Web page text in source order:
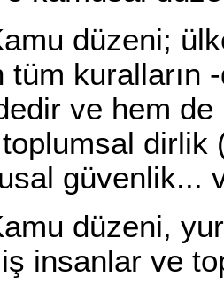
tüm kuralların
ve hem
dirlik
güvenlik...
insanlar ve